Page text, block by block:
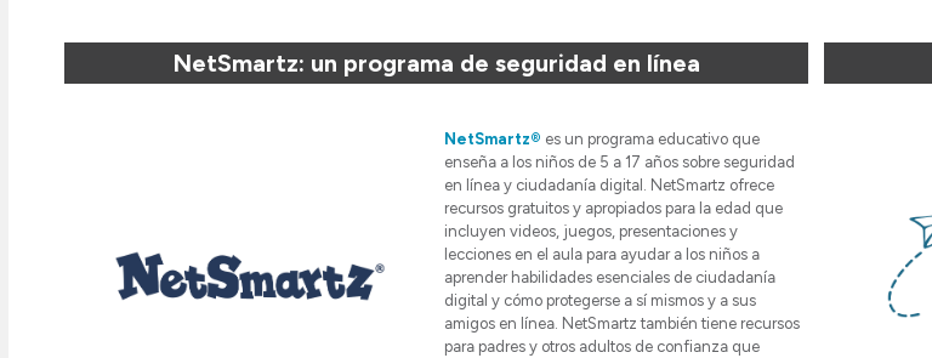
NetSmartz: un programa de seguridad en línea
NetSmartz® es un programa educativo que
enseña a los niños de 5 a 17 años sobre seguridad
en línea y ciudadanía digital. NetSmartz ofrece
recursos gratuitos y apropiados para la edad que
incluyen videos, juegos, presentaciones y
lecciones en el aula para ayudar a los niños a
aprender habilidades esenciales de ciudadanía
digital y cómo protegerse a sí mismos y a sus
amigos en línea. NetSmartz también tiene recursos
para padres y otros adultos de confianza que